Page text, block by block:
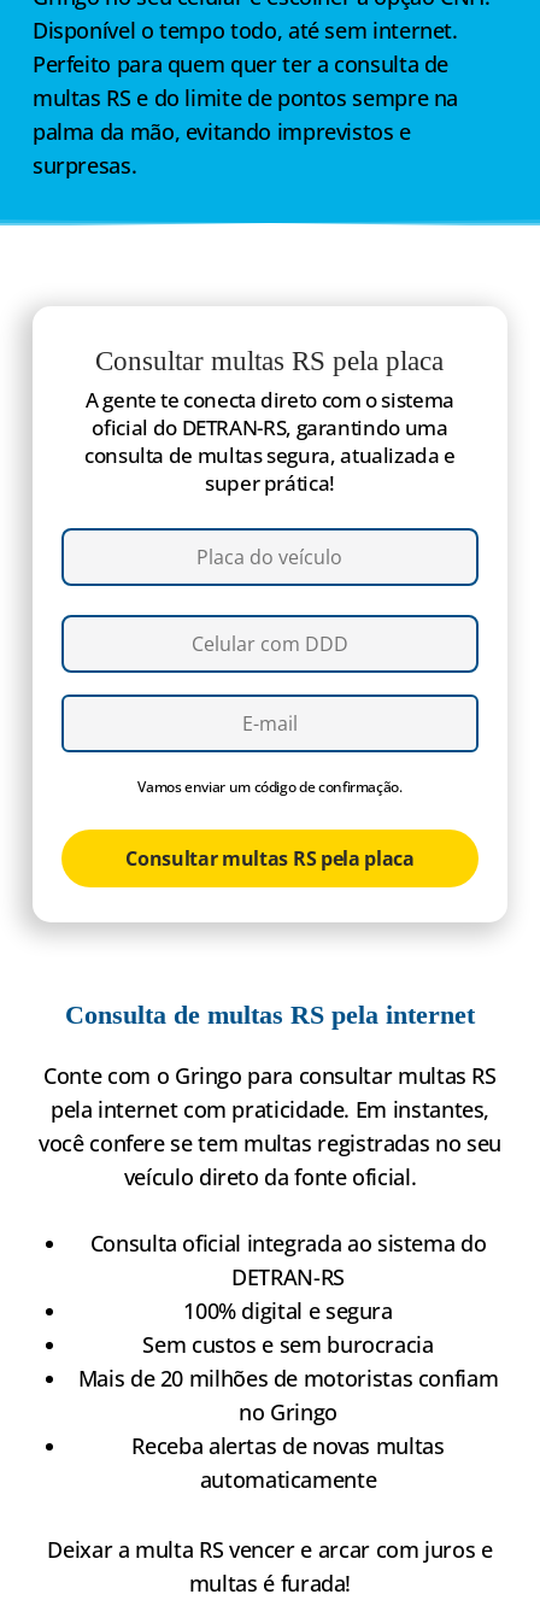
Disponível o tempo todo, até sem internet.
Perfeito para quem quer ter a consulta de
multas RS e do limite de pontos sempre na
palma da mão, evitando imprevistos e
surpresas.
Consultar multas RS pela placa
A gente te conecta direto com o sistema
oficial do DETRAN-RS, garantindo uma
consulta de multas segura, atualizada e
super prática!
Vamos enviar um código de confirmação.
Consultar multas RS pela placa
Consulta de multas RS pela internet
Conte com o Gringo para consultar multas RS
pela internet com praticidade. Em instantes,
você confere se tem multas registradas no seu
veículo direto da fonte oficial.
Consulta oficial integrada ao sistema do
DETRAN-RS
100% digital e segura
Sem custos e sem burocracia
Mais de 20 milhões de motoristas confiam
no Gringo
Receba alertas de novas multas
automaticamente
Deixar a multa RS vencer e arcar com juros e
multas é furada!